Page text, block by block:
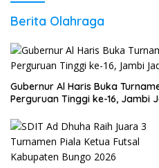
Berita Olahraga
Gubernur Al Haris Buka
Perguruan Tinggi ke-16, Jambi